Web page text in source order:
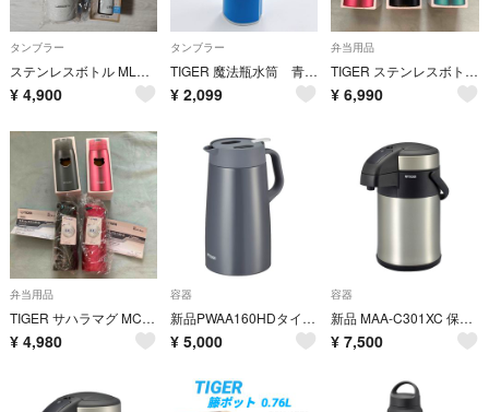
タンブラー
ステンレスボトル MLB WORLD TOUR TOKYO SERIES 2本
¥ 4,900
タンブラー
TIGER 魔法瓶水筒 青 昭和レトロ ピックボトル ヴィンテージ 保温水筒
¥ 2,099
弁当用品
TIGER ステンレスボトル MCX-A035 350ml 3本セット
¥ 6,990
弁当用品
TIGER サハラマグ MCX-A型 0.35L 2本セット
¥ 4,980
容器
新品PWAA160HDタイガー保温テーブル鍋16Lダークグレー
¥ 5,000
容器
新品 MAA-C301XC 保温卓上鍋 3.0L
¥ 7,500